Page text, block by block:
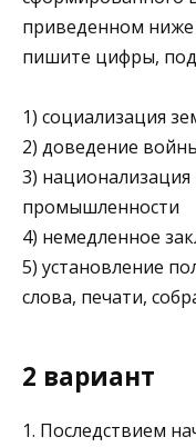
приведенном
пишите цифры,
1) социализация
2) доведение
3) национализация
промышленности
4) немедленное
5) установление
слова, пе­чати,
2 вариант
1. Последствием